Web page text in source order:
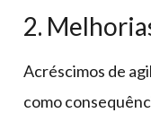
2.
Acréscimos de
como